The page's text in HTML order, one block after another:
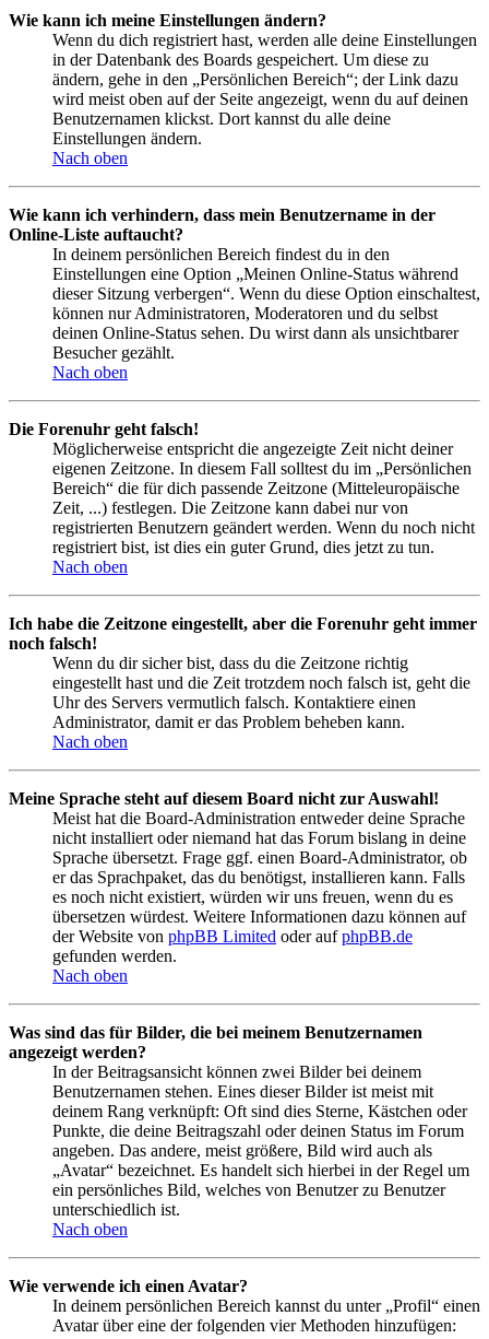
Wie kann ich meine Einstellungen ändern?
Wenn du dich registriert hast, werden alle deine Einstellungen
in der Datenbank des Boards gespeichert. Um diese zu
ändern, gehe in den „Persönlichen Bereich“; der Link dazu
wird meist oben auf der Seite angezeigt, wenn du auf deinen
Benutzernamen klickst. Dort kannst du alle deine
Einstellungen ändern.
Nach oben
Wie kann ich verhindern, dass mein Benutzername in der
Online-Liste auftaucht?
In deinem persönlichen Bereich findest du in den
Einstellungen eine Option „Meinen Online-Status während
dieser Sitzung verbergen“. Wenn du diese Option einschaltest,
können nur Administratoren, Moderatoren und du selbst
deinen Online-Status sehen. Du wirst dann als unsichtbarer
Besucher gezählt.
Nach oben
Die Forenuhr geht falsch!
Möglicherweise entspricht die angezeigte Zeit nicht deiner
eigenen Zeitzone. In diesem Fall solltest du im „Persönlichen
Bereich“ die für dich passende Zeitzone (Mitteleuropäische
Zeit, ...) festlegen. Die Zeitzone kann dabei nur von
registrierten Benutzern geändert werden. Wenn du noch nicht
registriert bist, ist dies ein guter Grund, dies jetzt zu tun.
Nach oben
Ich habe die Zeitzone eingestellt, aber die Forenuhr geht immer
noch falsch!
Wenn du dir sicher bist, dass du die Zeitzone richtig
eingestellt hast und die Zeit trotzdem noch falsch ist, geht die
Uhr des Servers vermutlich falsch. Kontaktiere einen
Administrator, damit er das Problem beheben kann.
Nach oben
Meine Sprache steht auf diesem Board nicht zur Auswahl!
Meist hat die Board-Administration entweder deine Sprache
nicht installiert oder niemand hat das Forum bislang in deine
Sprache übersetzt. Frage ggf. einen Board-Administrator, ob
er das Sprachpaket, das du benötigst, installieren kann. Falls
es noch nicht existiert, würden wir uns freuen, wenn du es
übersetzen würdest. Weitere Informationen dazu können auf
der Website von phpBB Limited oder aufphpBB.de
gefunden werden.
Nach oben
Was sind das für Bilder, die bei meinem Benutzernamen
angezeigt werden?
In der Beitragsansicht können zwei Bilder bei deinem
Benutzernamen stehen. Eines dieser Bilder ist meist mit
deinem Rang verknüpft: Oft sind dies Sterne, Kästchen oder
Punkte, die deine Beitragszahl oder deinen Status im Forum
angeben. Das andere, meist größere, Bild wird auch als
„Avatar“ bezeichnet. Es handelt sich hierbei in der Regel um
ein persönliches Bild, welches von Benutzer zu Benutzer
unterschiedlich ist.
Nach oben
Wie verwende ich einen Avatar?
In deinem persönlichen Bereich kannst du unter „Profil“ einen
Avatar über eine der folgenden vier Methoden hinzufügen: